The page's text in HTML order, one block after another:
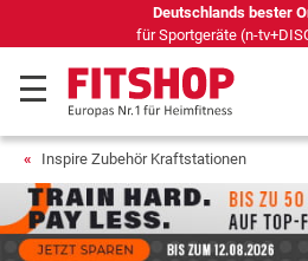
Deutschlands bester
für Sportgeräte (n-
Inspire Zubehör Kraftstationen